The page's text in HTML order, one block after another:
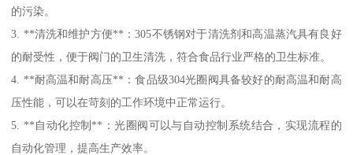
的污染。
3. **清洗和维护方便**：305不锈钢对于清洗剂和高温蒸汽具有良好
的耐受性，便于阀门的卫生清洗，符合食品行业严格的卫生标准。
4. **耐高温和耐高压**：食品级304光圈阀具备较好的耐高温和耐高
压性能，可以在苛刻的工作环境中正常运行。
5. **自动化控制**：光圈阀可以与自动控制系统结合，实现流程的
自动化管理，提高生产效率。